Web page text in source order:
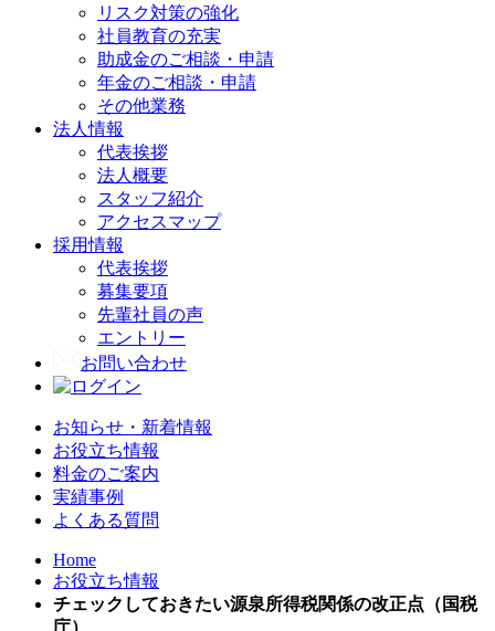
リスク対策の強化
社員教育の充実
助成金のご相談・申請
年金のご相談・申請
その他業務
法人情報
代表挨拶
法人概要
スタッフ紹介
アクセスマップ
採用情報
代表挨拶
募集要項
先輩社員の声
エントリー
お問い合わせ
お知らせ・新着情報
お役立ち情報
料金のご案内
実績事例
よくある質問
Home
お役立ち情報
チェックしておきたい源泉所得税関係の改正点（国税
庁）